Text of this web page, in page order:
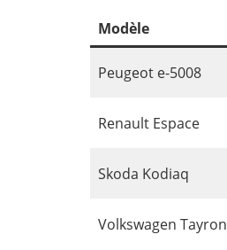
Modèle
Peugeot e-5008
Renault Espace
Skoda Kodiaq
Volkswagen Tayron